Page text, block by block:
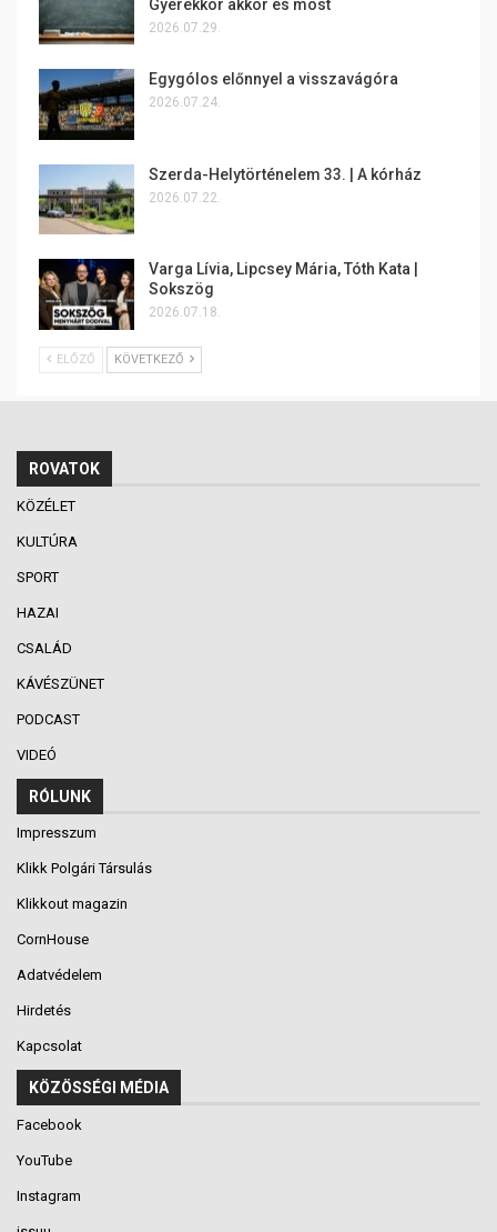
Gyerekkor akkor és most
2026.07.29.
Egygólos előnnyel a visszavágóra
2026.07.24.
Szerda-Helytörténelem 33. | A kórház
2026.07.22.
Varga Lívia, Lipcsey Mária, Tóth Kata |
Sokszög
2026.07.18.
ELŐZŐ KÖVETKEZŐ
ROVATOK
KÖZÉLET
KULTÚRA
SPORT
HAZAI
CSALÁD
KÁVÉSZÜNET
PODCAST
VIDEÓ
RÓLUNK
Impresszum
Klikk Polgári Társulás
Klikkout magazin
CornHouse
Adatvédelem
Hirdetés
Kapcsolat
KÖZÖSSÉGI MÉDIA
Facebook
YouTube
Instagram